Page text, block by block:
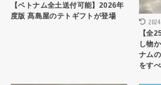
【ベトナム全土送付可能】2026年
度版 髙島屋のテトギフトが登場
【全
し物
ナム
をす